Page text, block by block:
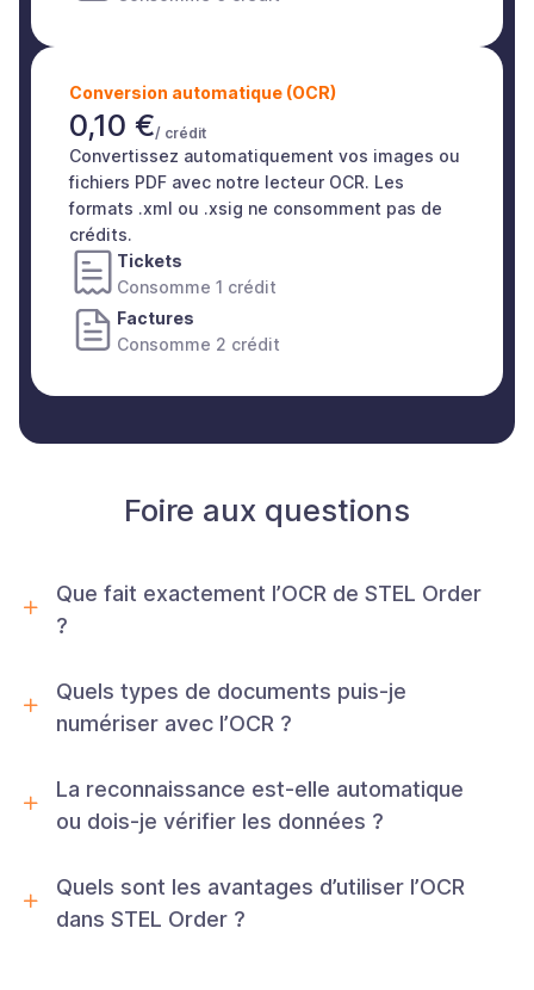
Conversion automatique (OCR)
0,10 €/ crédit
Convertissez automatiquement vos images ou
fichiers PDF avec notre lecteur OCR. Les
formats .xml ou .xsig ne consomment pas de
crédits.
Tickets
Consomme 1 crédit
Factures
Consomme 2 crédit
Foire aux questions
Que fait exactement l’OCR de STEL Order
?
Quels types de documents puis-je
numériser avec l’OCR ?
La reconnaissance est-elle automatique
ou dois-je vérifier les données ?
Quels sont les avantages d’utiliser l’OCR
dans STEL Order ?